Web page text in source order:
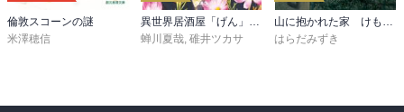
倫敦スコーンの謎
米澤穂信
蝉川夏哉 碓井ツカサ
はらだみずき